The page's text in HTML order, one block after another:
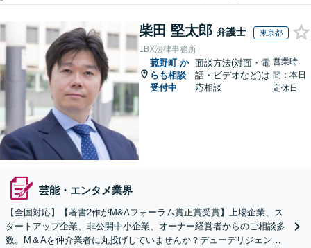
柴田 堅太郎 弁護士 東京都
LBX法律事務所
菰野町 か
らも相談
受付中
面談方法(対面・電
話・ビデオなど)は
応相談
営業時
間：本日
定休日
芸能・エンタメ業界
【全国対応】【著書2作がM&Aフォーラム賞正賞受賞】上場企業、ス
タートアップ企業、非公開中小企業、オーナー経営者からのご相談多
数。M＆Aを仲介業者に丸投げしていませんか？デューデリジェンス